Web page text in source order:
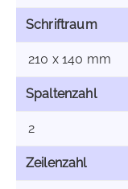
Schriftraum
210 x 140 mm
Spaltenzahl
2
Zeilenzahl